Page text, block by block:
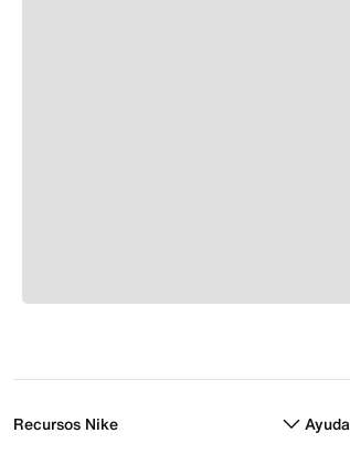
Recursos Nike Ayuda